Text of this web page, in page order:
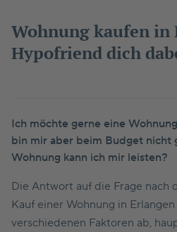
Wohnung kaufen in
Hypofriend dich
Ich möchte gerne eine
bin mir aber beim Budget nicht
Wohnung kann ich mir leisten?
Die Antwort auf die Frage nach
Kauf einer Wohnung in
verschiedenen Faktoren ab,